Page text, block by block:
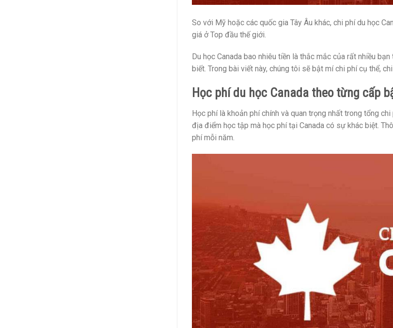
So với Mỹ hoặc các quốc gia Tây Âu khác, chi phí du học
giá ở Top đầu thế giới.
Du học Canada bao nhiêu tiền là thắc mắc của rất nhiều
biết. Trong bài viết này, chúng tôi sẽ bật mí chi phí cụ thể,
Học phí du học Canada theo từng cấp
Học phí là khoản phí chính và quan trọng nhất trong tổng
địa điểm học tập mà học phí tại Canada có sự khác biệt.
phí mỗi năm.